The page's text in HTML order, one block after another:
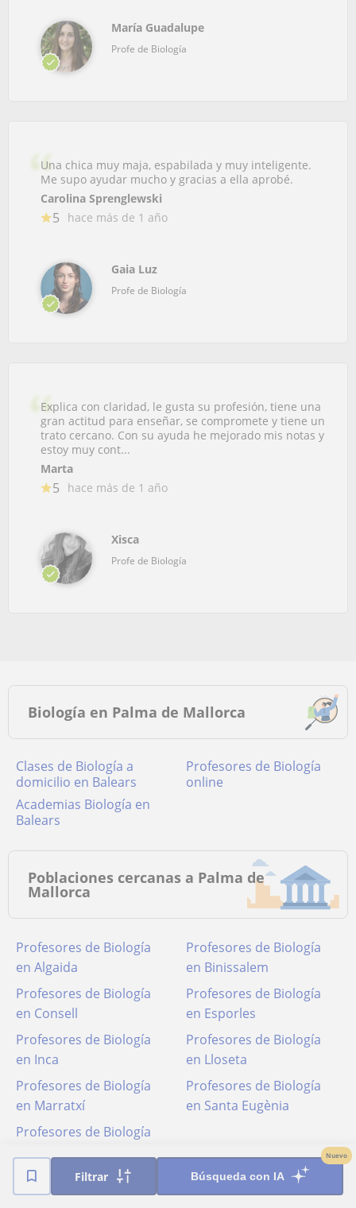
Filtrar Búsqueda con IA
Nuevo
María Guadalupe
Profe de Biología
Una chica muy maja, espabilada y muy inteligente.
Me supo ayudar mucho y gracias a ella aprobé.
Carolina Sprenglewski
5 hace más de 1 año
Gaia Luz
Profe de Biología
Explica con claridad, le gusta su profesión, tiene una
gran actitud para enseñar, se compromete y tiene un
trato cercano. Con su ayuda he mejorado mis notas y
estoy muy cont...
Marta
5 hace más de 1 año
Xisca
Profe de Biología
Biología en Palma de Mallorca
Clases de Biología a
domicilio en Balears
Profesores de Biología
online
academias Biología en
Balears
Poblaciones cercanas a Palma de
Mallorca
Profesores de Biología
en Algaida
Profesores de Biología
en Binissalem
Profesores de Biología
en Consell
Profesores de Biología
en Esporles
Profesores de Biología
en Inca
Profesores de Biología
en Lloseta
Profesores de Biología
en Marratxí
Profesores de Biología
en Santa Eugènia
Profesores de Biología
Camí